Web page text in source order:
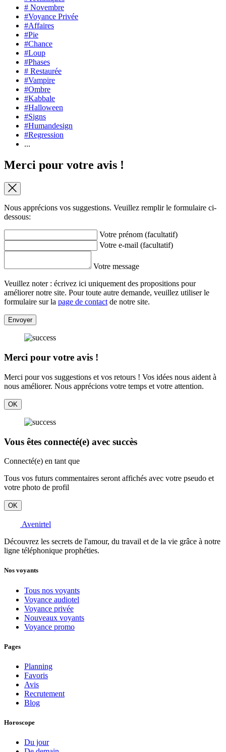
# Novembre
#Voyance Privée
#Affaires
#Pie
#Chance
#Loup
#Phases
# Restaurée
#Vampire
#Ombre
#Kabbale
#Halloween
#Signs
#Humandesign
#Regression
...
Merci pour votre avis !
Nous apprécions vos suggestions. Veuillez remplir le formulaire ci-
dessous:
Votre prénom (facultatif)
Votre e-mail (facultatif)
Votre message
Veuillez noter : écrivez ici uniquement des propositions pour
améliorer notre site. Pour toute autre demande, veuillez utiliser le
formulaire sur la page de contact de notre site.
Envoyer
Merci pour votre avis !
Merci pour vos suggestions et vos retours ! Vos idées nous aident à
nous améliorer. Nous apprécions votre temps et votre attention.
OK
Vous êtes connecté(e) avec succès
Connecté(e) en tant que
Tous vos futurs commentaires seront affichés avec votre pseudo et
votre photo de profil
OK
Avenirtel
Découvrez les secrets de l'amour, du travail et de la vie grâce à notre
ligne téléphonique prophéties.
Nos voyants
Tous nos voyants
Voyance audiotel
Voyance privée
Nouveaux voyants
Voyance promo
Pages
Planning
Favoris
Avis
Recrutement
Blog
Horoscope
Du jour